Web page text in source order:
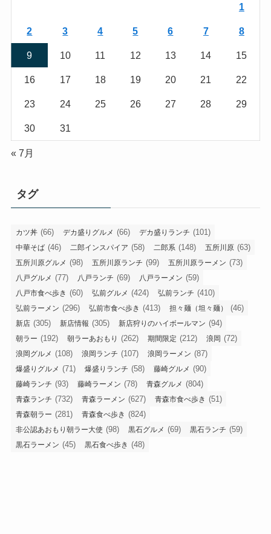
1
2 3 4 5 6 7 8
9 10 11 12 13 14 15
16 17 18 19 20 21 22
23 24 25 26 27 28 29
30 31
« 7月
タグ
カツ丼 (66) デカ盛りグルメ (66) デカ盛りランチ (101)
中華そば (46) 二郎インスパイア (58) 二郎系 (148) 五所川原 (63)
五所川原グルメ (98) 五所川原ランチ (99) 五所川原ラーメン (73)
八戸グルメ (77) 八戸ランチ (69) 八戸ラーメン (59)
八戸市食べ歩き (60) 弘前グルメ (424) 弘前ランチ (410)
弘前ラーメン (296) 弘前市食べ歩き (413) 担々麺（坦々麺） (46)
新店 (305) 新店情報 (305) 新店狩りのハイボールマン (94)
朝ラー (192) 朝ラーあおもり (262) 期間限定 (212) 浪岡 (72)
浪岡グルメ (108) 浪岡ランチ (107) 浪岡ラーメン (87)
爆盛りグルメ (71) 爆盛りランチ (58) 藤崎グルメ (90)
藤崎ランチ (93) 藤崎ラーメン (78) 青森グルメ (804)
青森ランチ (732) 青森ラーメン (627) 青森市食べ歩き (51)
青森朝ラー (281) 青森食べ歩き (824)
非公認あおもり朝ラー大使 (98) 黒石グルメ (69) 黒石ランチ (59)
黒石ラーメン (45) 黒石食べ歩き (48)